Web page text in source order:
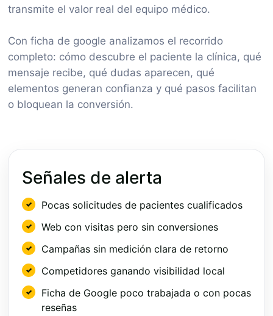
transmite el valor real del equipo médico.
Con ficha de google analizamos el recorrido
completo: cómo descubre el paciente la clínica, qué
mensaje recibe, qué dudas aparecen, qué
elementos generan confianza y qué pasos facilitan
o bloquean la conversión.
Señales de alerta
Pocas solicitudes de pacientes cualificados
Web con visitas pero sin conversiones
Campañas sin medición clara de retorno
Competidores ganando visibilidad local
Ficha de Google poco trabajada o con pocas
reseñas